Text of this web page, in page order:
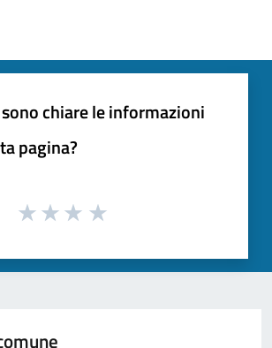
chiare le informazioni
pagina?